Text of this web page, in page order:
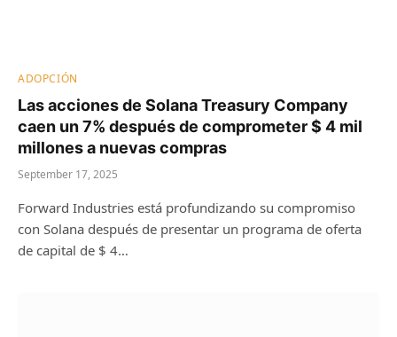
ADOPCIÓN
Las acciones de Solana Treasury Company
caen un 7% después de comprometer $ 4 mil
millones a nuevas compras
September 17, 2025
Forward Industries está profundizando su compromiso
con Solana después de presentar un programa de oferta
de capital de $ 4…